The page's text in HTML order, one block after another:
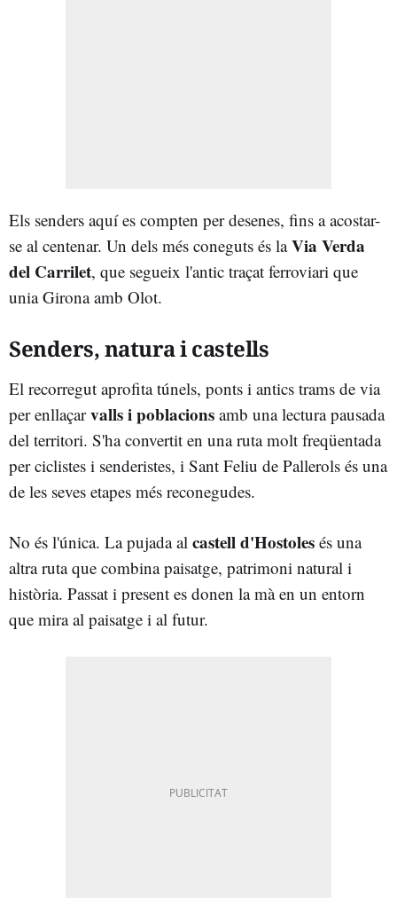
Els senders aquí es compten per desenes, fins a acostar-
se al centenar. Un dels més coneguts és laVia Verda
del Carrilet, que segueix l'antic traçat ferroviari que
unia Girona amb Olot.
Senders, natura i castells
El recorregut aprofita túnels, ponts i antics trams de via
per enllaçarvalls i poblacions amb una lectura pausada
del territori. S'ha convertit en una ruta molt freqüentada
per ciclistes i senderistes, i Sant Feliu de Pallerols és una
de les seves etapes més reconegudes.
No és l'única. La pujada al castell d'Hostoles és una
altra ruta que combina paisatge, patrimoni natural i
història. Passat i present es donen la mà en un entorn
que mira al paisatge i al futur.